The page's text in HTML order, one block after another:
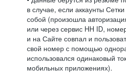
в случае, если аккаунты
собой (произошла
или через сервис HH ID,
и на Сайте совпал и
свой номер с помощью
использовался одинаковый
мобильных приложениях).